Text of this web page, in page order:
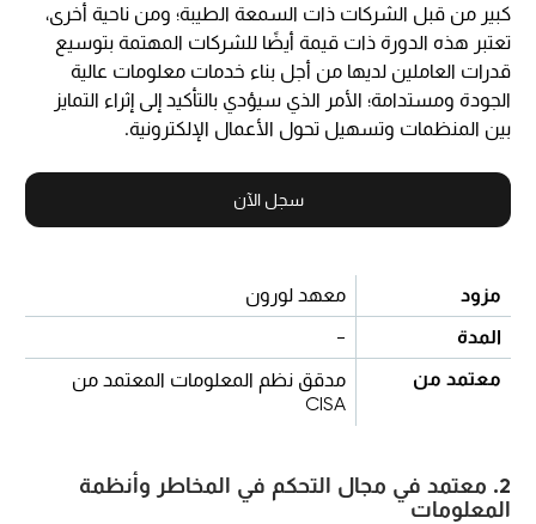
كبير من قبل الشركات ذات السمعة الطيبة؛ ومن ناحية أخرى،
تعتبر هذه الدورة ذات قيمة أيضًا للشركات المهتمة بتوسيع
قدرات العاملين لديها من أجل بناء خدمات معلومات عالية
الجودة ومستدامة؛ الأمر الذي سيؤدي بالتأكيد إلى إثراء التمايز
بين المنظمات وتسهيل تحول الأعمال الإلكترونية.
سجل الآن
مزود
معهد لورون
المدة
-
معتمد من
مدقق نظم المعلومات المعتمد من
CISA
2. معتمد في مجال التحكم في المخاطر وأنظمة
المعلومات